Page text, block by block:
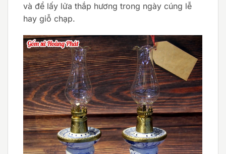
và để lấy lửa thắp hương trong ngày cúng lễ
hay giỗ chạp.